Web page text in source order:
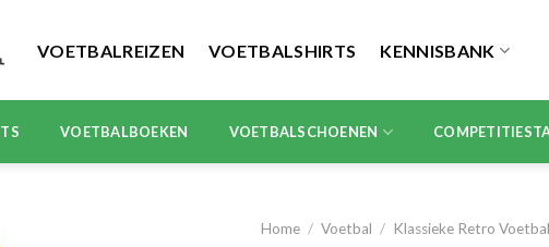
VOETBALREIZEN VOETBALSHIRTS KENNISBANK
VOETBALBOEKEN VOETBALSCHOENEN
Home / Voetbal / Klassieke Retro